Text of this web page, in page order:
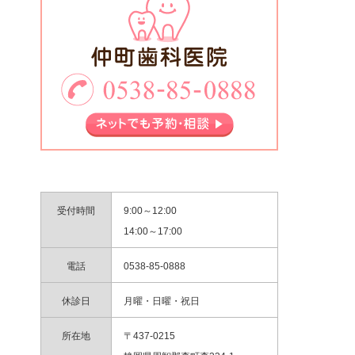
受付時間
9:00～12:00
14:00～17:00
電話 0538-85-0888
休診日 月曜・日曜・祝日
所在地
〒437-0215